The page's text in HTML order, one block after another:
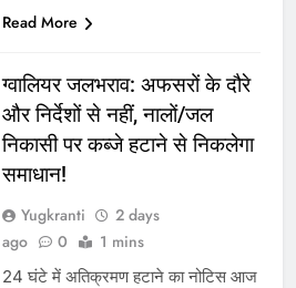
आंदोलन के…
Read More
राज्यों को फटकार, अधिकारियों पर
अवमानना की कार्रवाई के संकेत